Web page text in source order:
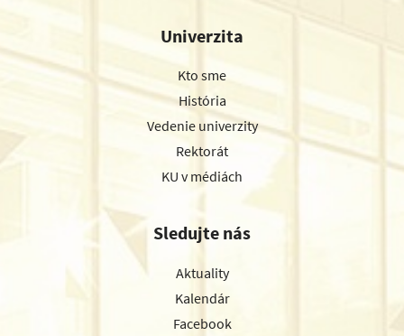
Univerzita
Kto sme
História
Vedenie univerzity
Rektorát
KU v médiách
Sledujte nás
Aktuality
Kalendár
Facebook